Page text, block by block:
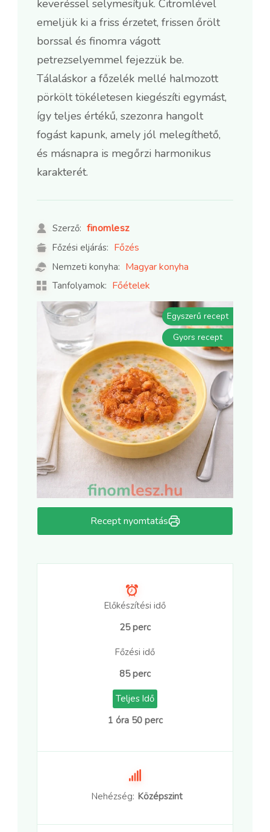
keveréssel selymesítjük. Citromlével
emeljük ki a friss érzetet, frissen őrölt
borssal és finomra vágott
petrezselyemmel fejezzük be.
Tálaláskor a főzelék mellé halmozott
pörkölt tökéletesen kiegészíti egymást,
így teljes értékű, szezonra hangolt
fogást kapunk, amely jól melegíthető,
és másnapra is megőrzi harmonikus
karakterét.
Szerző: finomlesz
Főzési eljárás: Főzés
Nemzeti konyha: Magyar konyha
Tanfolyamok: Főételek
Recept nyomtatás
Egyszerű recept
Gyors recept
Előkészítési idő
25 perc
Főzési idő
85 perc
Teljes Idő
1 óra 50 perc
Nehézség: Középszint